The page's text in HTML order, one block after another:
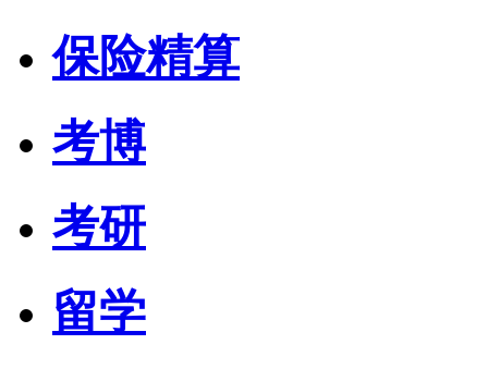
保险精算
考博
考研
留学